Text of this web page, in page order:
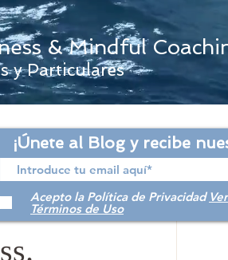
& Mindful
y Particulares
¡Únete al Blog y recibe
Acepto la Política de Privacidad Ver
Términos de Uso